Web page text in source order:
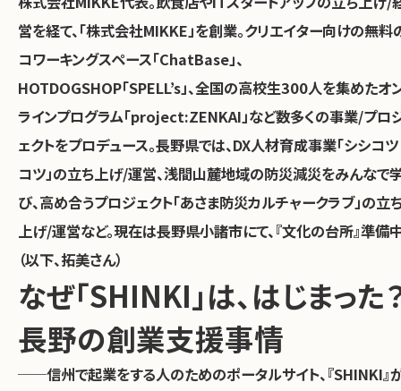
営を経て、「株式会社MIKKE」を創業。クリエイター向けの無料
コワーキングスペース「ChatBase」、
HOTDOGSHOP「SPELL’s」、全国の高校生300人を集めたオ
ラインプログラム「project:ZENKAI」など数多くの事業/プロ
ェクトをプロデュース。長野県では、DX人材育成事業「シシコツ
コツ」の立ち上げ/運営、浅間山麓地域の防災減災をみんなで
び、高め合うプロジェクト「あさま防災カルチャークラブ」の立
上げ/運営など。現在は長野県小諸市にて、『文化の台所』準備
（以下、拓美さん）
なぜ「SHINKI」は、はじまった
長野の創業支援事情
──信州で起業をする人のためのポータルサイト、『SHINKI』